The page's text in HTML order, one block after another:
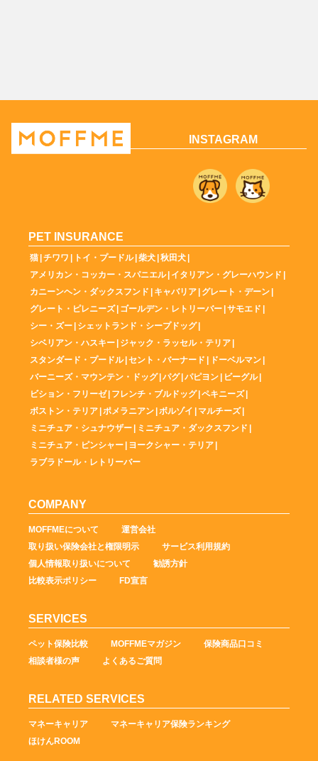
INSTAGRAM
PET INSURANCE
猫 チワワ トイ・プードル 柴犬 秋田犬
アメリカン・コッカー・スパニエル イタリアン・グレーハウンド
カニーンヘン・ダックスフンド
キャバリア グレート・デーン
グレート・ピレニーズ ゴールデン・レトリーバー サモエド
シー・ズー シェットランド・シープドッグ
シベリアン・ハスキー ジャック・ラッセル・テリア
スタンダード・プードル セント・バーナード ドーベルマン
バーニーズ・マウンテン・ドッグ パグ パピヨン ビーグル
ビション・フリーゼ フレンチ・ブルドッグ ペキニーズ
ボストン・テリア ポメラニアン ボルゾイ マルチーズ
ミニチュア・シュナウザー
ミニチュア・ダックスフンド
ミニチュア・ピンシャー ヨークシャー・テリア
ラブラドール・レトリーバー
COMPANY
MOFFMEについて
運営会社
取り扱い保険会社と権限明示
サービス利用規約
個人情報取り扱いについて
勧誘方針
比較表示ポリシー
FD宣言
SERVICES
ペット保険比較 MOFFMEマガジン
保険商品口コミ
相談者様の声
よくあるご質問
RELATED SERVICES
マネーキャリア
マネーキャリア保険ランキング
ほけんROOM